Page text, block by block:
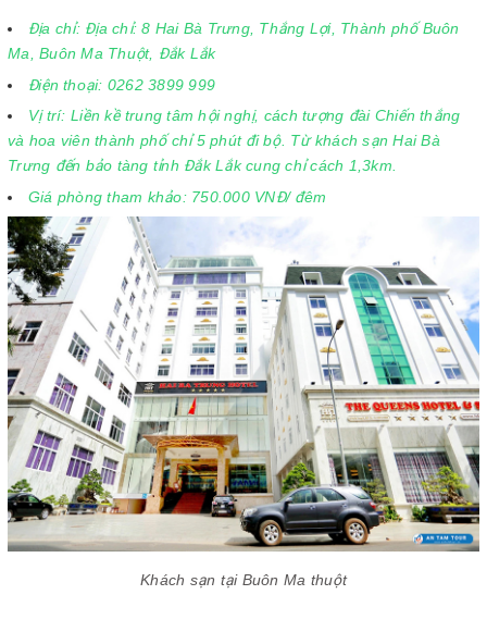
Địa chỉ: Địa chỉ: 8 Hai Bà Trưng, Thắng Lợi, Thành phố Buôn
Ma, Buôn Ma Thuột, Đắk Lắk
Điện thoại: 0262 3899 999
Vị trí: Liền kề trung tâm hội nghị, cách tượng đài Chiến thắng
và hoa viên thành phố chỉ 5 phút đi bộ. Từ khách sạn Hai Bà
Trưng đến bảo tàng tỉnh Đắk Lắk cung chỉ cách 1,3km.
Giá phòng tham khảo: 750.000 VNĐ/ đêm
Khách sạn tại Buôn Ma thuột